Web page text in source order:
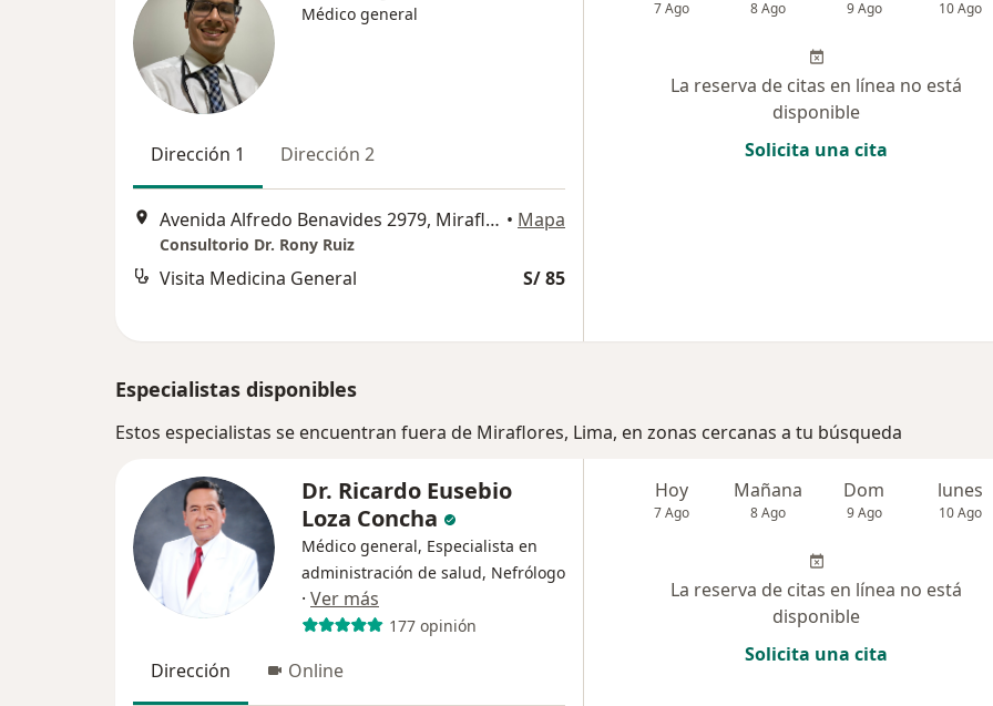
Médico general
Dirección 1 Dirección 2
Avenida Alfredo Benavides 2979, Miraflores • Mapa
Consultorio Dr. Rony Ruiz
Visita Medicina General S/ 85
7 Ago 8 Ago 9 Ago 10 Ago
La reserva de citas en línea no está
disponible
Solicita una cita
Especialistas disponibles
Estos especialistas se encuentran fuera de Miraflores, Lima, en zonas cercanas a tu búsqueda
Dr. Ricardo Eusebio
Loza Concha
Médico general, Especialista en
administración de salud, Nefrólogo
· Ver más
177 opinión
Dirección Online
Hoy
7 Ago
Mañana
8 Ago
Dom
9 Ago
lunes
10 Ago
La reserva de citas en línea no está
disponible
Solicita una cita